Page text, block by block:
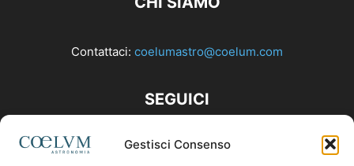
Gestisci Consenso
Contattaci: coelumastro@coelum.com
SEGUICI